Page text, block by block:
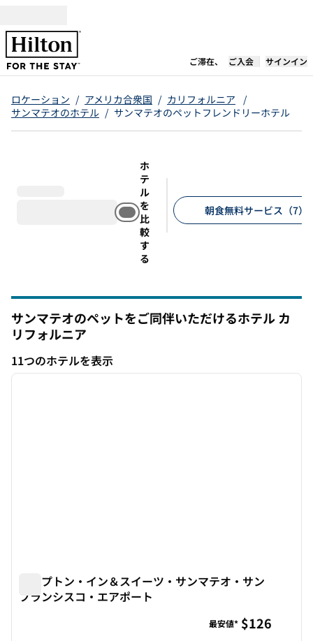
ご滞在、 新しいタブで開
ご入会 サインイン
ロケーション / アメリカ合衆国 / カリフォルニア
/
サンマテオのホテル / サンマテオのペットフレンドリーホテル
ホ
テ
ル
を
比
較
す
る
朝食無料サービス（7）
サンマテオのペットをご同伴いただけるホテル カ
リフォルニア
11つのホテルを表示
11つのホテルを表示
1/12
次の
ハンプトン・イン＆スイーツ・サンマテオ・サン
フランシスコ・エアポート
最安値* $126